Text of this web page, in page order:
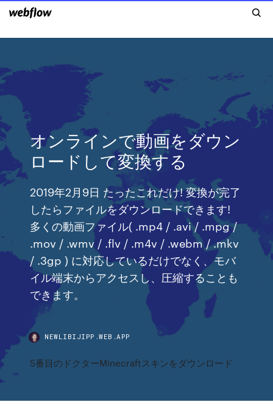
オンラインで動画をダウン
ロードして変換する
2019年2月9日 たったこれだけ! 変換が完了
したらファイルをダウンロードできます!
多くの動画ファイル( .mp4 / .avi / .mpg /
.mov / .wmv / .flv / .m4v / .webm / .mkv
/ .3gp ) に対応しているだけでなく、モバ
イル端末からアクセスし、圧縮することも
できます。
NEWLIBIJIPP.WEB.APP
5番目のドクターMinecraftスキンをダウンロード